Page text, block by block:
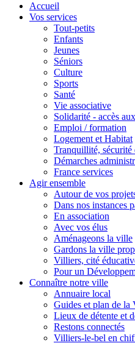
Accueil
Vos services
Tout-petits
Enfants
Jeunes
Séniors
Culture
Sports
Santé
Vie associative
Solidarité - accès
Emploi / formation
Logement et Habitat
Tranquillité, sécurité
Démarches
France services
Agir ensemble
Autour de vos
Dans nos instances
En association
Avec vos élus
Aménageons la ville
Gardons la ville
Villiers, cité
Pour un
Connaître notre ville
Annuaire local
Guides et plan de la
Lieux de détente et
Restons connectés
Villiers-le-bel en